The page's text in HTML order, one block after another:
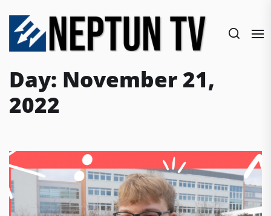
content
Day: November 21,
2022